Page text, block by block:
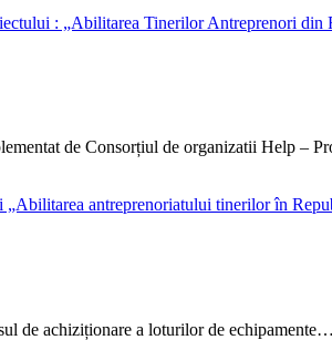
de Consorțiul de organizatii Help –
de achiziționare a loturilor de echipamente…